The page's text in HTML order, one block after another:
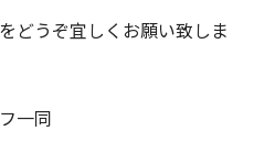
どうぞ宜しくお願い致しま
一同